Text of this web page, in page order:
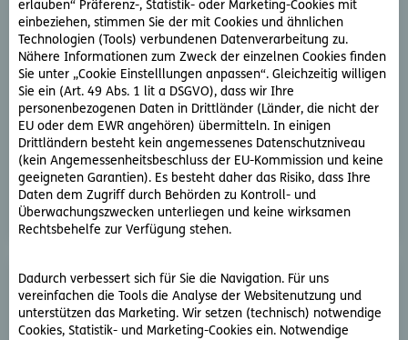
erlauben“ Präferenz-, Statistik- oder Marketing-Cookies mit
einbeziehen, stimmen Sie der mit Cookies und ähnlichen
Technologien (Tools) verbundenen Datenverarbeitung zu.
Nähere Informationen zum Zweck der einzelnen Cookies finden
Sie unter „Cookie Einstelllungen anpassen“. Gleichzeitig willigen
Sie ein (Art. 49 Abs. 1 lit a DSGVO), dass wir Ihre
personenbezogenen Daten in Drittländer (Länder, die nicht der
EU oder dem EWR angehören) übermitteln. In einigen
Drittländern besteht kein angemessenes Datenschutzniveau
(kein Angemessenheitsbeschluss der EU-Kommission und keine
geeigneten Garantien). Es besteht daher das Risiko, dass Ihre
Daten dem Zugriff durch Behörden zu Kontroll- und
Überwachungszwecken unterliegen und keine wirksamen
Rechtsbehelfe zur Verfügung stehen.
Dadurch verbessert sich für Sie die Navigation. Für uns
vereinfachen die Tools die Analyse der Websitenutzung und
unterstützen das Marketing. Wir setzen (technisch) notwendige
Cookies, Statistik- und Marketing-Cookies ein. Notwendige
Rechtsberatung
Sie haben ein rechtliche Frage? Unsere Rechtsexperten
beantworten diese gerne und schnell.
Rechtsfrage stellen